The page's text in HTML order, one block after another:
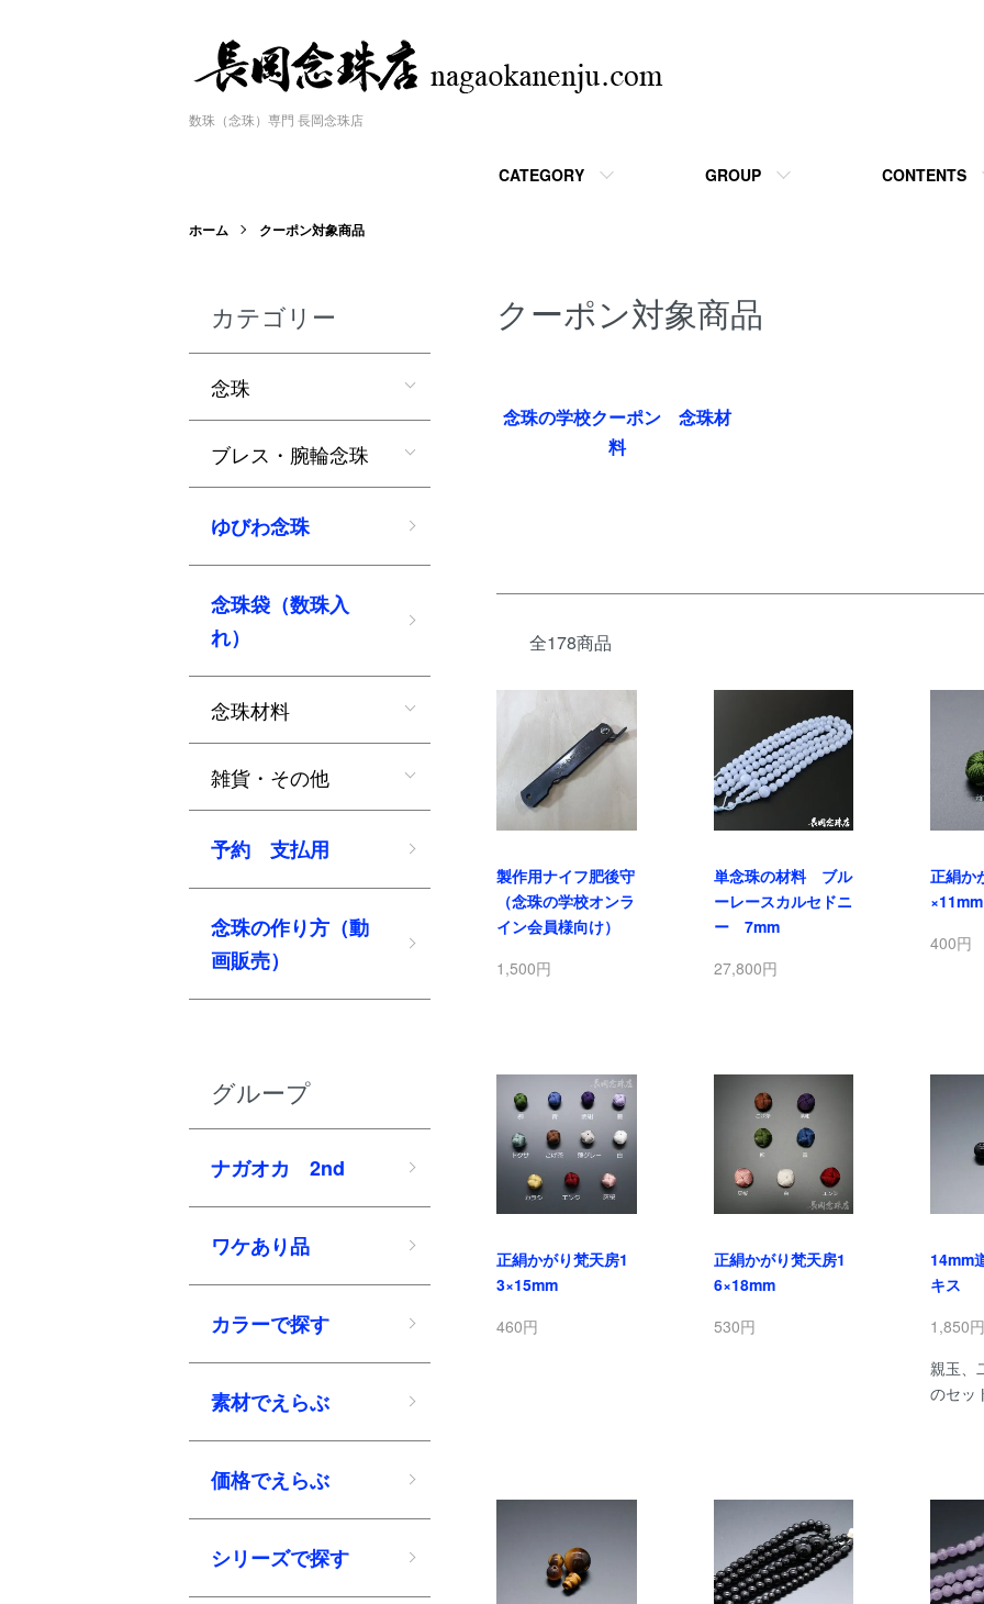
数珠（念珠）専門 長岡念珠店
CATEGORY GROUP CONTENTS
ホーム クーポン対象商品
クーポン対象商品
念珠の学校クーポン 念珠材
料
全178商品
製作用ナイフ肥後守
（念珠の学校オンラ
イン会員様向け）
1,500円
単念珠の材料 ブル
ーレースカルセドニ
ー 7mm
27,800円
正絹か
×11mm
400円
正絹かがり梵天房1
3×15mm
460円
正絹かがり梵天房1
6×18mm
530円
14mm
キス
1,850円
親玉、
のセッ
カテゴリー
念珠
ブレス・腕輪念珠
ゆびわ念珠
念珠袋（数珠入
れ）
念珠材料
雑貨・その他
予約 支払用
念珠の作り方（動
画販売）
グループ
ナガオカ 2nd
ワケあり品
カラーで探す
素材でえらぶ
価格でえらぶ
シリーズで探す